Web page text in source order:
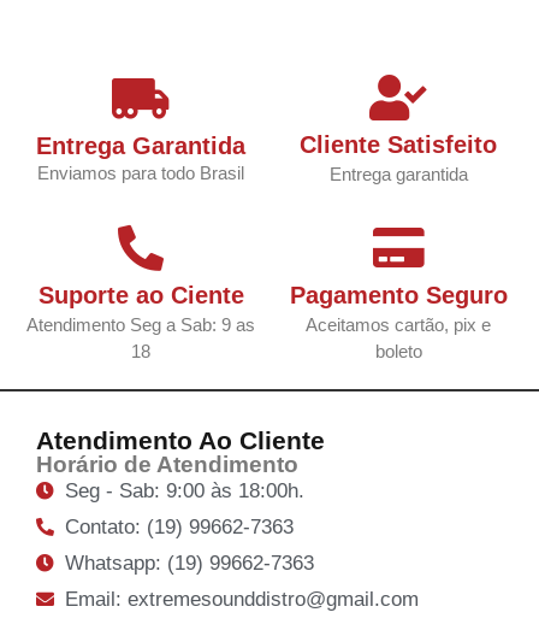
Entrega Garantida
Enviamos para todo Brasil
Cliente Satisfeito
Entrega garantida
Suporte ao Ciente
Atendimento Seg a Sab: 9 as
18
Pagamento Seguro
Aceitamos cartão, pix e
boleto
Atendimento Ao Cliente
Horário de Atendimento
Seg - Sab: 9:00 às 18:00h.
Contato: (19) 99662-7363
Whatsapp: (19) 99662-7363
Email: extremesounddistro@gmail.com